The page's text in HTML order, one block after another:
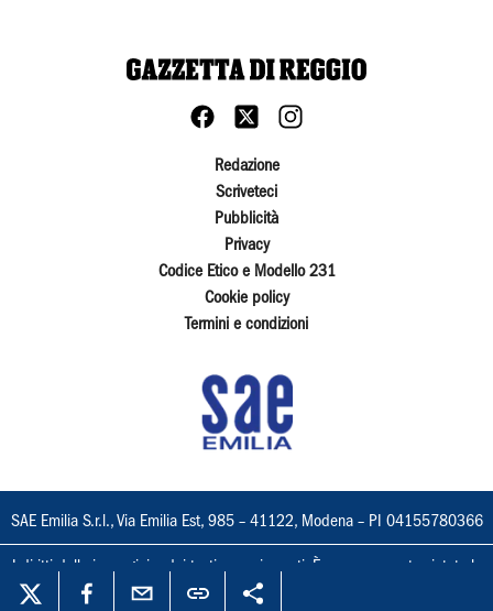
Redazione
Scriveteci
Pubblicità
Privacy
Codice Etico e Modello 231
Cookie policy
Termini e condizioni
SAE Emilia S.r.l., Via Emilia Est, 985 – 41122, Modena – PI 04155780366
I diritti delle immagini e dei testi sono riservati. È espressamente vietata la
loro riproduzione con qualsiasi mezzo e l'adattamento totale o parziale.